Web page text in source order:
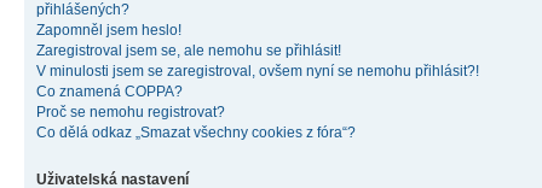
přihlášených?
Zapomněl jsem heslo!
Zaregistroval jsem se, ale nemohu se přihlásit!
V minulosti jsem se zaregistroval, ovšem nyní se nemohu přihlásit?!
Co znamená COPPA?
Proč se nemohu registrovat?
Co dělá odkaz „Smazat všechny cookies z fóra“?
Uživatelská nastavení